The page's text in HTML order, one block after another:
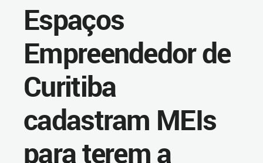
Espaços
Empreendedor de
Curitiba
cadastram MEIs
para terem a